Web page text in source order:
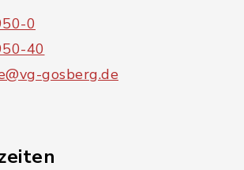
0
40
gosberg.de